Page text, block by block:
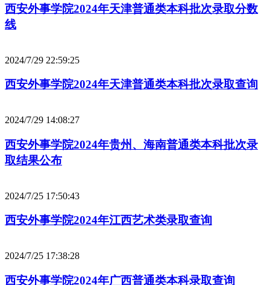
西安外事学院2024年天津普通类本科批次录取分数
线
2024/7/29 22:59:25
西安外事学院2024年天津普通类本科批次录取查询
2024/7/29 14:08:27
西安外事学院2024年贵州、海南普通类本科批次录
取结果公布
2024/7/25 17:50:43
西安外事学院2024年江西艺术类录取查询
2024/7/25 17:38:28
西安外事学院2024年广西普通类本科录取查询